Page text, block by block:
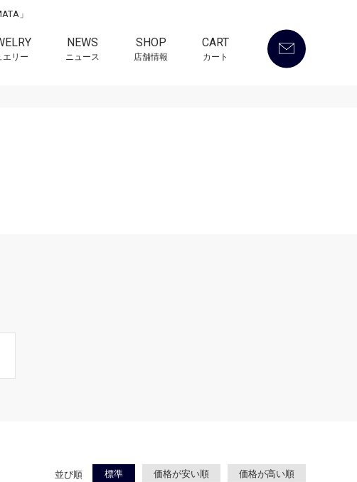
」
エリー
NEWS
ニュース
SHOP
店舗情報
CART
カート
並び順 標準 価格が安い順 価格が高い順